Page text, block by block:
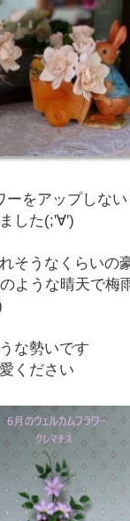
ーをアップしな
した(;'∀')
そうなくらいの
ような晴天で梅
な勢いです
ください